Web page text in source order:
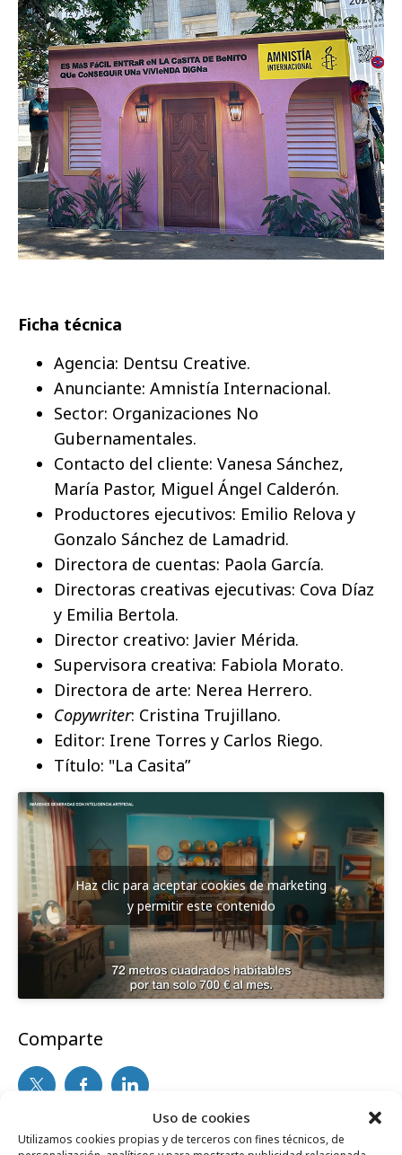
Uso de cookies
Utilizamos cookies propias y de terceros con fines técnicos, de
Ficha técnica
Agencia: Dentsu Creative.
Anunciante: Amnistía Internacional.
Sector: Organizaciones No
Gubernamentales.
Contacto del cliente: Vanesa Sánchez,
María Pastor, Miguel Ángel Calderón.
Productores ejecutivos: Emilio Relova y
Gonzalo Sánchez de Lamadrid.
Directora de cuentas: Paola García.
Directoras creativas ejecutivas: Cova Díaz
y Emilia Bertola.
Director creativo: Javier Mérida.
Supervisora creativa: Fabiola Morato.
Directora de arte: Nerea Herrero.
Copywriter: Cristina Trujillano.
Editor: Irene Torres y Carlos Riego.
Título: "La Casita”
Haz clic para aceptar cookies de marketing
y permitir este contenido
Comparte